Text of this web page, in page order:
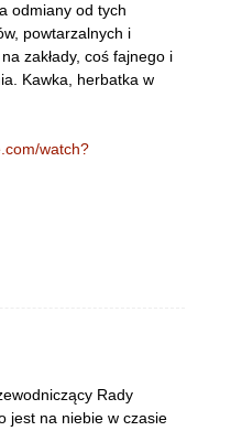
odmiany od tych
powtarzalnych i
zakłady, coś fajnego i
Kawka, herbatka w
watch?
Rady
jest na niebie w czasie